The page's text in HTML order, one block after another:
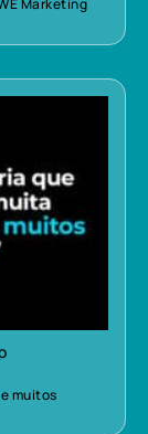
Marketing
muitos